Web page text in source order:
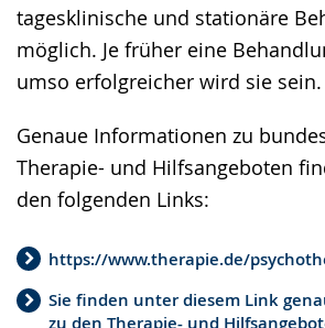
tagesklinische und stationäre
möglich. Je früher eine
umso erfolgreicher wird sie sein.
Genaue Informationen zu
Therapie- und Hilfsangeboten
den folgenden Links:
https://www.therapie.de/
Sie finden unter diesem Link
zu den Therapie- und